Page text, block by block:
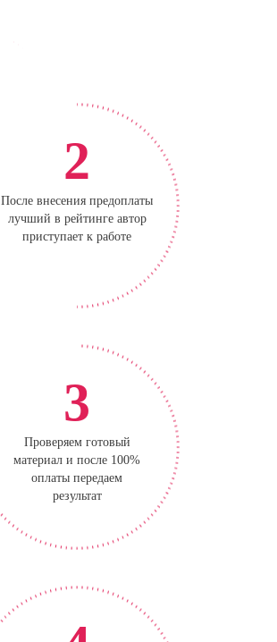
2
После внесения предоплаты
лучший в рейтинге автор
приступает к работе
3
Проверяем готовый
материал и после 100%
оплаты передаем
результат